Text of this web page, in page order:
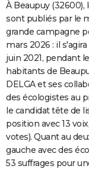
COPAINS D'AVANT
S'inscrire
Se connecter
Lycées
Collèges
Primaires
Universités
Entreprises
Service militaire
Avis de recherche
AVIS DE DÉCÈS
FORUM
Bricolage
Lifestyle
Culture
Sport
Auto
Television
Voyage
Cinema
À Beaupuy (32600),
sont publiés par le
grande campagne
mars 2026 : il s'agira
juin 2021, pendant
habitants de
DELGA et ses
des écologistes au
le candidat tête de
position avec 13
votes). Quant au
gauche avec des
53 suffrages pour